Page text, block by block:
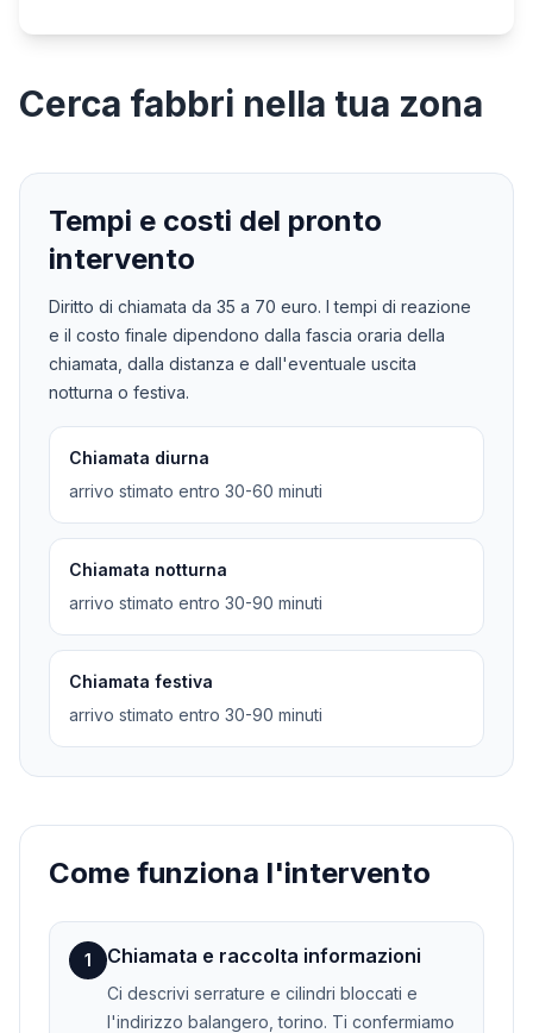
Cerca fabbri nella tua zona
Tempi e costi del pronto
intervento
Diritto di chiamata da 35 a 70 euro. I tempi di reazione
e il costo finale dipendono dalla fascia oraria della
chiamata, dalla distanza e dall'eventuale uscita
notturna o festiva.
Chiamata diurna
arrivo stimato entro 30-60 minuti
Chiamata notturna
arrivo stimato entro 30-90 minuti
Chiamata festiva
arrivo stimato entro 30-90 minuti
Come funziona l'intervento
1 Chiamata e raccolta informazioni
Ci descrivi serrature e cilindri bloccati e
l'indirizzo balangero, torino. Ti confermiamo